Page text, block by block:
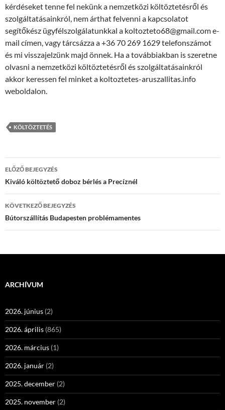
kérdéseket tenne fel nekünk a nemzetközi költöztetésről és
szolgáltatásainkról, nem árthat felvenni a kapcsolatot
segítőkész ügyfélszolgálatunkkal a koltozteto68@gmail.com e-
mail címen, vagy tárcsázza a +36 70 269 1629 telefonszámot
és mi visszajelzünk majd önnek. Ha a továbbiakban is szeretne
olvasni a nemzetközi költöztetésről és szolgáltatásainkról
akkor keressen fel minket a koltoztetes-aruszallitas.info
weboldalon.
KÖLTÖZTETÉS
Bejegyzés
navigáció
ELŐZŐ BEJEGYZÉS
Kiváló költöztető doboz bérlés a Precíznél
KÖVETKEZŐ BEJEGYZÉS
Bútorszállítás Budapesten problémamentes
ARCHÍVUM
2026. június (2)
2026. április (865)
2026. március (1)
2026. január (2)
2025. december (2)
2025. november (2)